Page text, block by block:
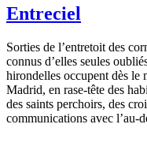
Entreciel
Sorties de l’entretoit des
connus d’elles seules
hirondelles occupent dès le
Madrid, en rase-tête des
des saints perchoirs, des
communications avec l’au-